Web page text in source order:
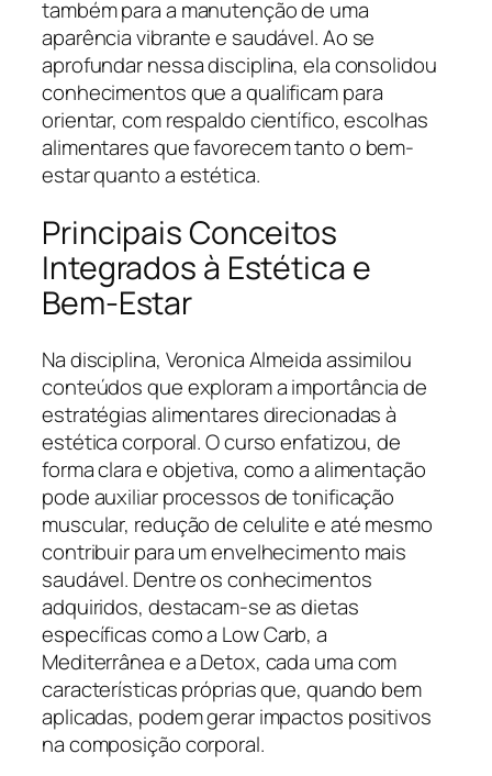
também para a manutenção de uma
aparência vibrante e saudável. Ao se
aprofundar nessa disciplina, ela consolidou
conhecimentos que a qualificam para
orientar, com respaldo científico, escolhas
alimentares que favorecem tanto o bem-
estar quanto a estética.
Principais Conceitos
Integrados à Estética e
Bem-Estar
Na disciplina, Veronica Almeida assimilou
conteúdos que exploram a importância de
estratégias alimentares direcionadas à
estética corporal. O curso enfatizou, de
forma clara e objetiva, como a alimentação
pode auxiliar processos de tonificação
muscular, redução de celulite e até mesmo
contribuir para um envelhecimento mais
saudável. Dentre os conhecimentos
adquiridos, destacam-se as dietas
específicas como a Low Carb, a
Mediterrânea e a Detox, cada uma com
características próprias que, quando bem
aplicadas, podem gerar impactos positivos
na composição corporal.